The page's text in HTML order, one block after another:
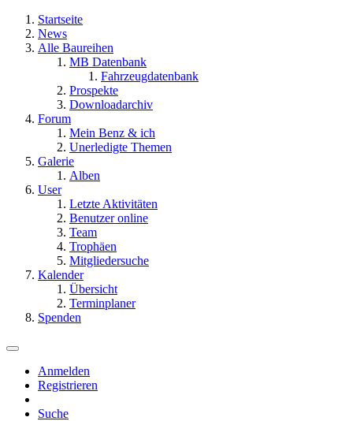
Startseite
News
Alle Baureihen
MB Datenbank
Fahrzeugdatenbank
Prospekte
Downloadarchiv
Forum
Mein Benz & ich
Unerledigte Themen
Galerie
Alben
User
Letzte Aktivitäten
Benutzer online
Team
Trophäen
Mitgliedersuche
Kalender
Übersicht
Terminplaner
Spenden
Anmelden
Registrieren
Suche